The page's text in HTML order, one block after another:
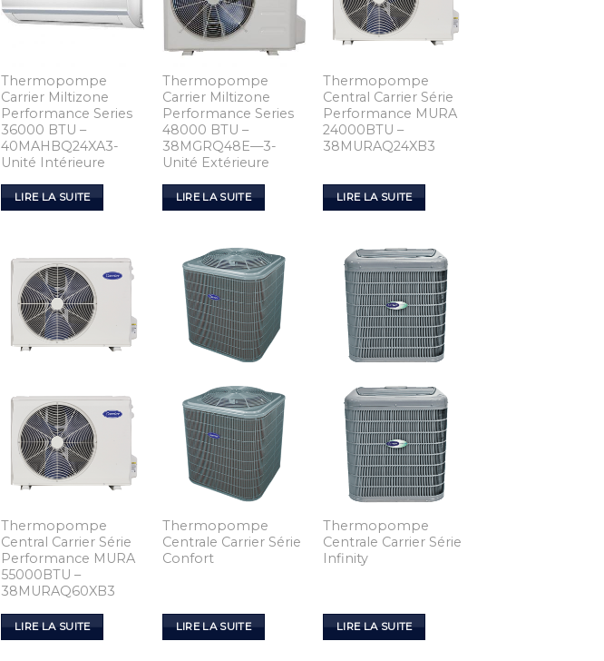
Thermopompe
Carrier Miltizone
Performance Series
36000 BTU –
40MAHBQ24XA3-
Unité Intérieure
LIRE LA SUITE
Thermopompe
Carrier Miltizone
Performance Series
48000 BTU –
38MGRQ48E—3-
Unité Extérieure
LIRE LA SUITE
Thermopompe
Central Carrier Série
Performance MURA
24000BTU –
38MURAQ24XB3
LIRE LA SUITE
Add to
Wishlist
Thermopompe
Central Carrier Série
Performance MURA
55000BTU –
38MURAQ60XB3
LIRE LA SUITE
Add to
Wishlist
Thermopompe
Centrale Carrier Série
Confort
LIRE LA SUITE
Add to
Wishlist
Thermopompe
Centrale Carrier Série
Infinity
LIRE LA SUITE